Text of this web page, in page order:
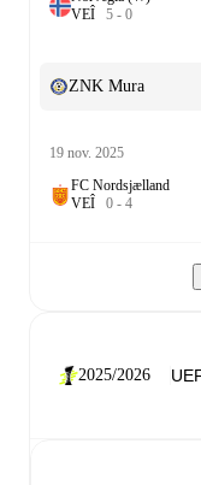
VEÎ 5 - 0
ZNK Mura
19 nov. 2025
FC Nordsjælland
VEÎ 0 - 4
2025/2026